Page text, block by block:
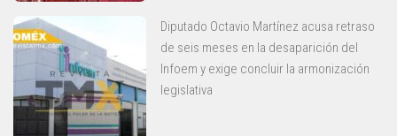
Diputado Octavio Martínez acusa retraso
de seis meses en la desaparición del
Infoem y exige concluir la armonización
legislativa